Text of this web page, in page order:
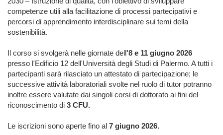
competenze utili alla facilitazione di processi partecipativi e
percorsi di apprendimento interdisciplinare sui temi della
sostenibilità.
Il corso si svolgerà nelle giornate dell'8 e 11 giugno 2026
presso l'Edificio 12 dell'Università degli Studi di Palermo. A tutti i
partecipanti sarà rilasciato un attestato di partecipazione; le
successive attività laboratoriali svolte nel ruolo di tutor potranno
inoltre essere valutate dai singoli corsi di dottorato ai fini del
riconoscimento di 3 CFU.
Le iscrizioni sono aperte fino al 7 giugno 2026.